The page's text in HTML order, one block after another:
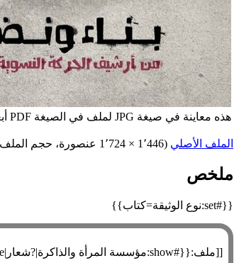
هذه معاينة في صيغة JPG لملف في الصيغة PDF أبعادها
الملف الأصلي (1٬446 × 1٬724 عنصورة، حجم الملف : 9٫59 ميجابايت ، نوع الملف :
ملخص
{{#set:نوع الوثيقة=كتاب}}
[[ملف:{{#show:مؤسسة المرأة والذاكرة|?شعار|link=none}}|240عنصورة|يسار]]